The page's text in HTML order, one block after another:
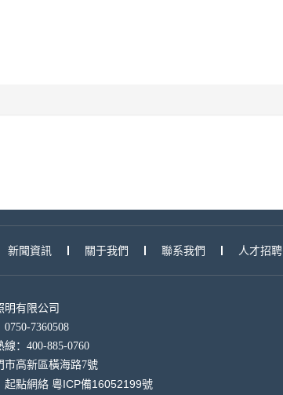
新聞資訊 關于我們 聯系我們 人才招聘
明有限公司
7360508
：400-885-0760
市高新區橫海路7號
起點網絡 粵ICP備16052199號